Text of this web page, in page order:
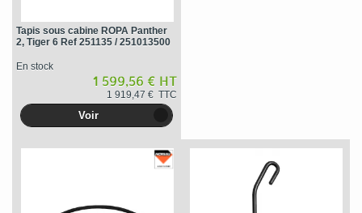
Tapis sous cabine ROPA Panther
2, Tiger 6 Ref 251135 / 251013500
En stock
1 599,56 € HT
1 919,47 € TTC
Voir